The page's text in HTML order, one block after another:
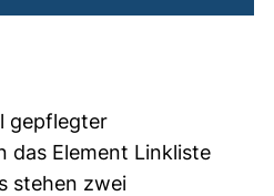
gepflegter
das Element Linkliste
stehen zwei